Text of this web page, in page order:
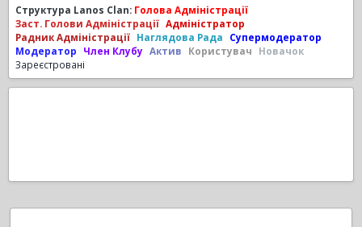
Структура Lanos Clan: Голова Адміністрації
Заст. Голови Адміністрації Адміністратор
Радник Адміністрації Наглядова Рада
Супермодератор
Модератор
Член Клубу Актив Користувач
Новачок
Зареєстровані